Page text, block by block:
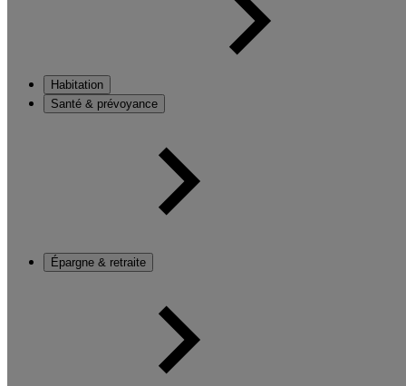
Habitation
Santé & prévoyance
Épargne & retraite